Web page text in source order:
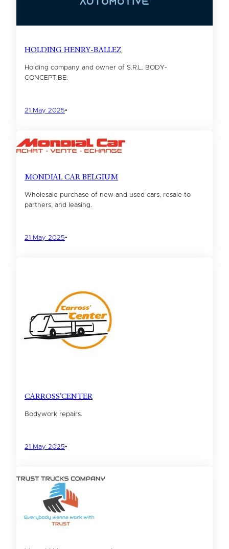
HOLDING HENRY-BALLEZ
Holding company and owner of S.R.L. BODY-
CONCEPT.BE.
21 May 2025•
MONDIAL CAR BELGIUM
Wholesale purchase of new and used cars, resale to
partners, and leasing.
21 May 2025•
CARROSS’CENTER
Bodywork repairs.
21 May 2025•